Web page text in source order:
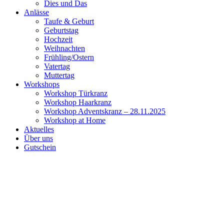
Dies und Das
Anlässe
Taufe & Geburt
Geburtstag
Hochzeit
Weihnachten
Frühling/Ostern
Vatertag
Muttertag
Workshops
Workshop Türkranz
Workshop Haarkranz
Workshop Adventskranz – 28.11.2025
Workshop at Home
Aktuelles
Über uns
Gutschein